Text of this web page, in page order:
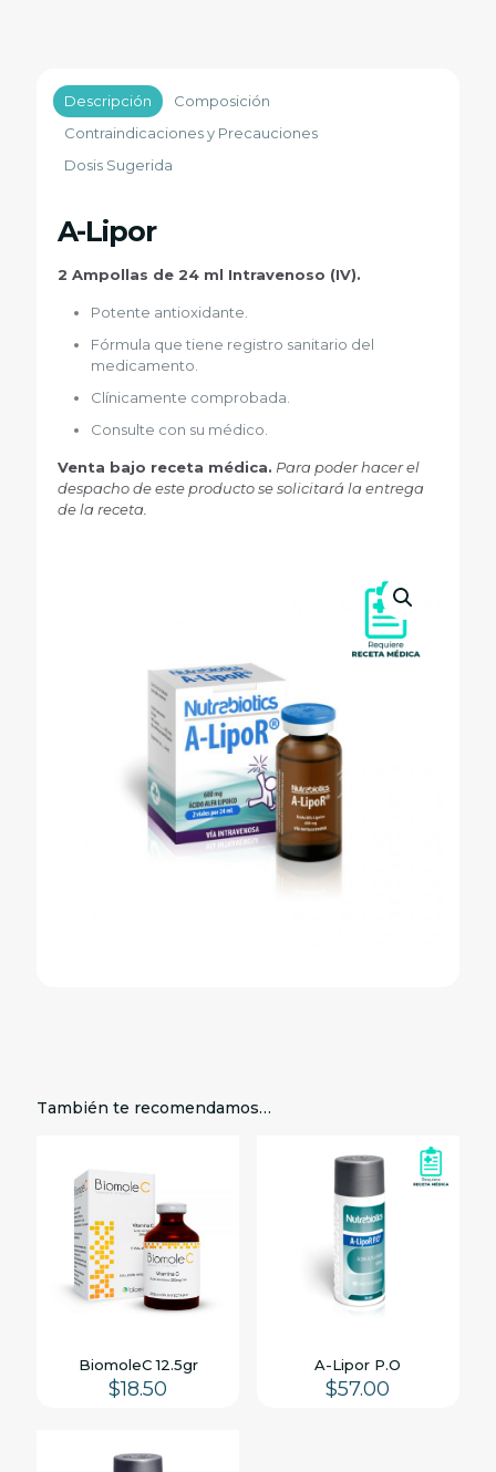
Descripción
Composición
Contraindicaciones y Precauciones
Dosis Sugerida
A-Lipor
2 Ampollas de 24 ml Intravenoso (IV).
Potente antioxidante.
Fórmula que tiene registro sanitario del
medicamento.
Clínicamente comprobada.
Consulte con su médico.
Venta bajo receta médica. Para poder hacer el
despacho de este producto se solicitará la entrega
de la receta.
También te recomendamos…
BiomoleC 12.5gr
$18.50
A-Lipor P.O
$57.00